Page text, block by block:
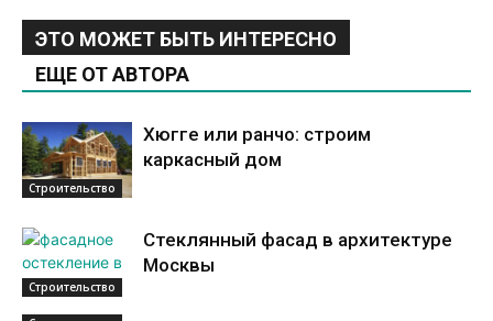
ЭТО МОЖЕТ БЫТЬ ИНТЕРЕСНО
ЕЩЕ ОТ АВТОРА
Строительство
Хюгге или ранчо: строим
каркасный дом
Строительство
Стеклянный фасад в архитектуре
Москвы